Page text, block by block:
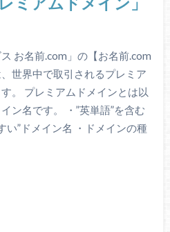
お名前.com」の【お名前.com
世界中で取引されるプレミア
。 プレミアムドメインとは以
ン名です。 ・”英単語”を含む
い”ドメイン名 ・ドメインの種